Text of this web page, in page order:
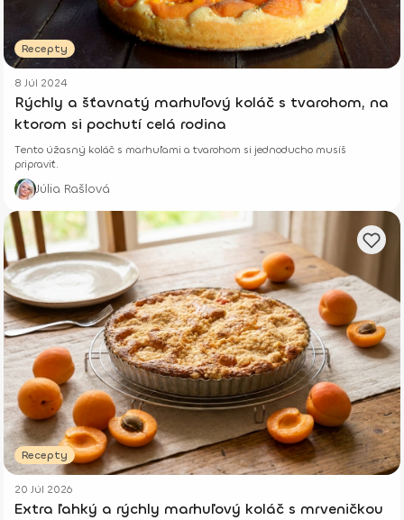
Recepty
8 Júl 2024
Rýchly a šťavnatý marhuľový koláč s tvarohom, na
ktorom si pochutí celá rodina
Tento úžasný koláč s marhuľami a tvarohom si jednoducho musíš
pripraviť.
Júlia Rašlová
Recepty
20 Júl 2026
Extra ľahký a rýchly marhuľový koláč s mrveničkou